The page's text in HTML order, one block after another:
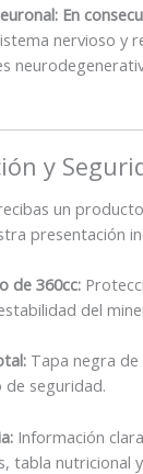
En
nervioso y
y
un
presentación
de 360cc:
del
Tapa negra
seguridad.
Información
tabla nutricional